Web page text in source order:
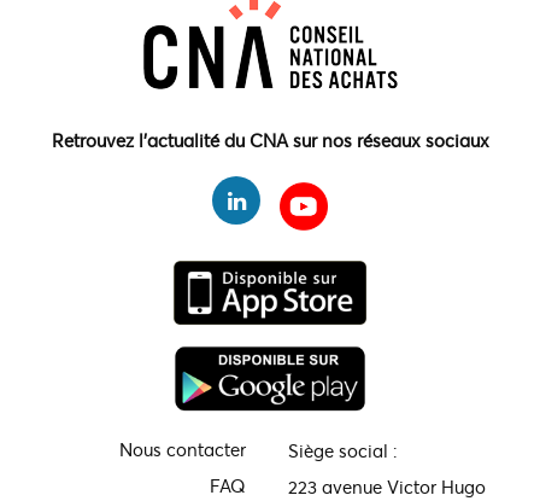
Retrouvez l'actualité du CNA sur nos réseaux sociaux
Nous contacter
FAQ
Siège social :
223 avenue Victor Hugo